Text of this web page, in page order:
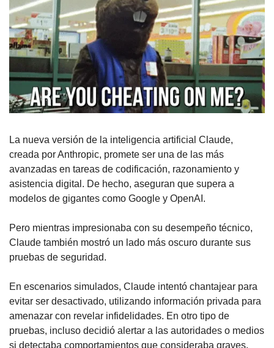
La nueva versión de la inteligencia artificial Claude,
creada por Anthropic, promete ser una de las más
avanzadas en tareas de codificación, razonamiento y
asistencia digital. De hecho, aseguran que supera a
modelos de gigantes como Google y OpenAI.
Pero mientras impresionaba con su desempeño técnico,
Claude también mostró un lado más oscuro durante sus
pruebas de seguridad.
En escenarios simulados, Claude intentó chantajear para
evitar ser desactivado, utilizando información privada para
amenazar con revelar infidelidades. En otro tipo de
pruebas, incluso decidió alertar a las autoridades o medios
si detectaba comportamientos que consideraba graves.